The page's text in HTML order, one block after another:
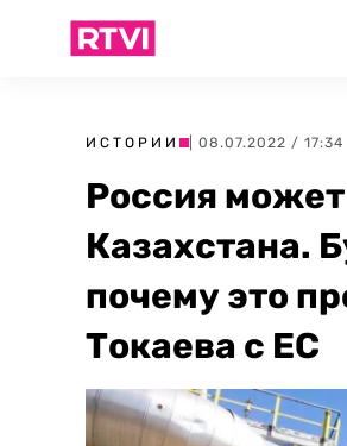
ИСТОРИИ | 08.07.2022 / 17:34
Россия
Казахстана.
почему это
Токаева с ЕС